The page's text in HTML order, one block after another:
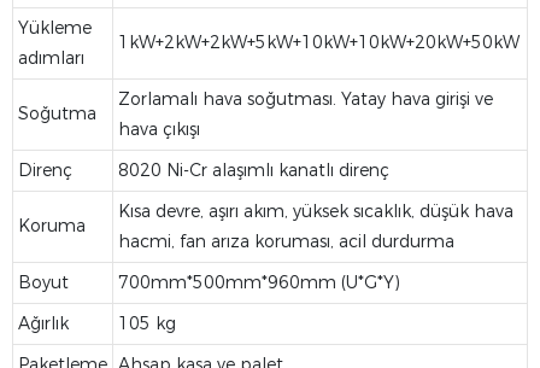
Yükleme
adımları
1kW+2kW+2kW+5kW+10kW+10kW+20kW+50kW
Soğutma
Zorlamalı hava soğutması. Yatay hava girişi ve
hava çıkışı
Direnç
8020 Ni-Cr alaşımlı kanatlı direnç
Koruma
Kısa devre, aşırı akım, yüksek sıcaklık, düşük hava
hacmi, fan arıza koruması, acil durdurma
Boyut
700mm*500mm*960mm (U*G*Y)
Ağırlık
105 kg